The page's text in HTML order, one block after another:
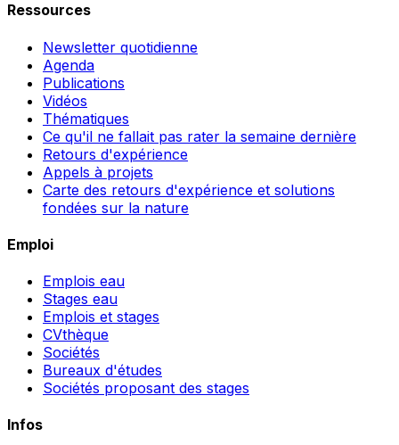
Ressources
Newsletter quotidienne
Agenda
Publications
Vidéos
Thématiques
Ce qu'il ne fallait pas rater la semaine dernière
Retours d'expérience
Appels à projets
Carte des retours d'expérience et solutions
fondées sur la nature
Emploi
Emplois eau
Stages eau
Emplois et stages
CVthèque
Sociétés
Bureaux d'études
Sociétés proposant des stages
Infos